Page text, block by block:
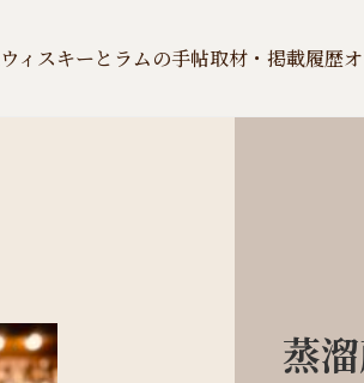
ウィスキーとラムの手帖取材・掲載履歴
蒸